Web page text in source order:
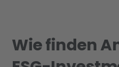
Wie finden